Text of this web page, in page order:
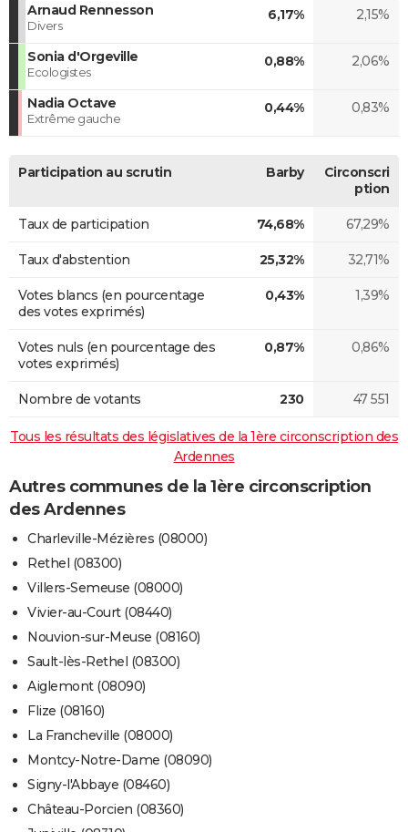
Arnaud Rennesson
Divers
6,17% 2,15%
Sonia d'Orgeville
Ecologistes
0,88% 2,06%
Nadia Octave
Extrême gauche
0,44% 0,83%
Participation au scrutin Barby
Circonscri
ption
Taux de participation 74,68% 67,29%
Taux d'abstention 25,32% 32,71%
Votes blancs (en pourcentage
des votes exprimés)
0,43% 1,39%
Votes nuls (en pourcentage des
votes exprimés)
0,87% 0,86%
Nombre de votants 230 47 551
Tous les résultats des législatives de la 1ère circonscription des
Ardennes
Autres communes de la 1ère circonscription
des Ardennes
Charleville-Mézières (08000)
Rethel (08300)
Villers-Semeuse (08000)
Vivier-au-Court (08440)
Nouvion-sur-Meuse (08160)
Sault-lès-Rethel (08300)
Aiglemont (08090)
Flize (08160)
La Francheville (08000)
Montcy-Notre-Dame (08090)
Signy-l'Abbaye (08460)
Château-Porcien (08360)